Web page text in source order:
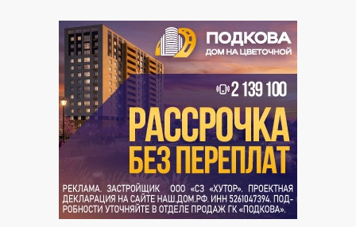
BORЩ
Искусство исцелять
Премия 2026 (текущая)
Премия 2025
Эксперты